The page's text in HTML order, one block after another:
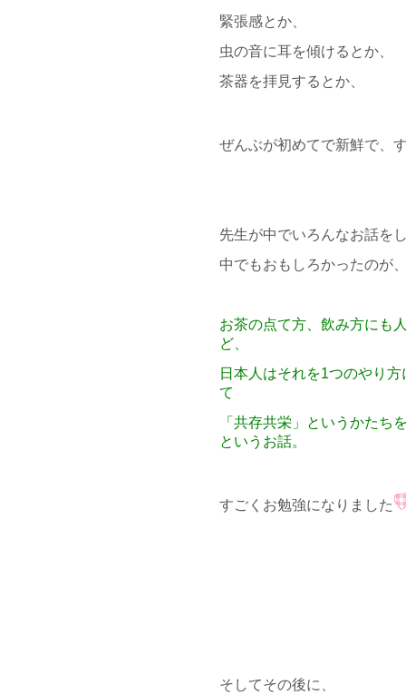
緊張感とか、
虫の音に耳を傾けるとか、
茶器を拝見するとか、
ぜんぶが初めてで新鮮で、
先生が中でいろんなお話を
中でもおもしろかったのが
お茶の点て方、飲み方にも
ど、
日本人はそれを1つのやり
て
「共存共栄」というかたち
というお話。
すごくお勉強になりました
そしてその後に、